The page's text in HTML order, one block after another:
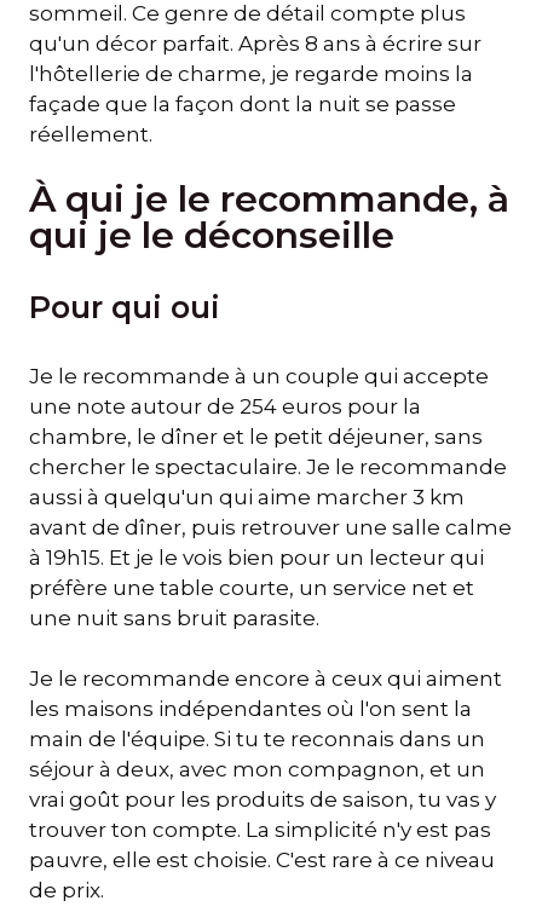
sommeil. Ce genre de détail compte plus
qu'un décor parfait. Après 8 ans à écrire sur
l'hôtellerie de charme, je regarde moins la
façade que la façon dont la nuit se passe
réellement.
À qui je le recommande, à
qui je le déconseille
Pour qui oui
Je le recommande à un couple qui accepte
une note autour de 254 euros pour la
chambre, le dîner et le petit déjeuner, sans
chercher le spectaculaire. Je le recommande
aussi à quelqu'un qui aime marcher 3 km
avant de dîner, puis retrouver une salle calme
à 19h15. Et je le vois bien pour un lecteur qui
préfère une table courte, un service net et
une nuit sans bruit parasite.
Je le recommande encore à ceux qui aiment
les maisons indépendantes où l'on sent la
main de l'équipe. Si tu te reconnais dans un
séjour à deux, avec mon compagnon, et un
vrai goût pour les produits de saison, tu vas y
trouver ton compte. La simplicité n'y est pas
pauvre, elle est choisie. C'est rare à ce niveau
de prix.